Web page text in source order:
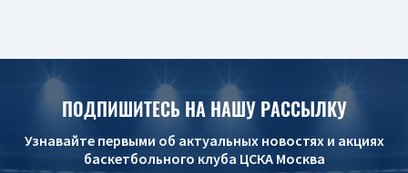
ПОДПИШИТЕСЬ НА НАШУ РАССЫЛКУ
Узнавайте первыми об актуальных новостях и акциях
баскетбольного клуба ЦСКА Москва